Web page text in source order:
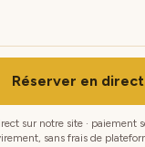
Réserver en direct
sur notre site · paiement
sans frais de